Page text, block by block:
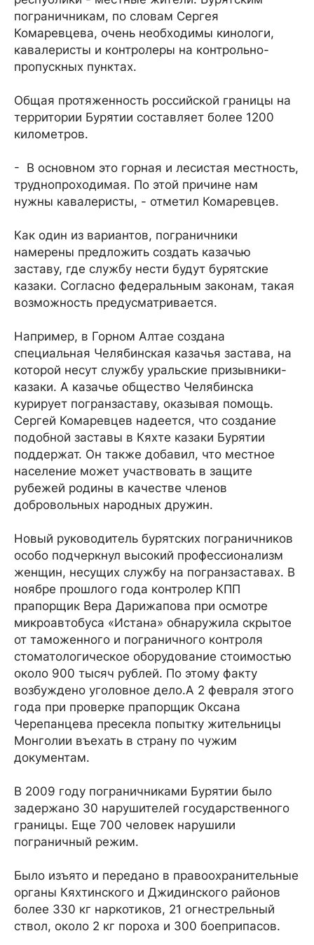
пограничникам, по словам Сергея
Комаревцева, очень необходимы кинологи,
кавалеристы и контролеры на контрольно-
пропускных пунктах.
Общая протяженность российской границы на
территории Бурятии составляет более 1200
километров.
- В основном это горная и лесистая местность,
труднопроходимая. По этой причине нам
нужны кавалеристы, - отметил Комаревцев.
Как один из вариантов, пограничники
намерены предложить создать казачью
заставу, где службу нести будут бурятские
казаки. Согласно федеральным законам, такая
возможность предусматривается.
Например, в Горном Алтае создана
специальная Челябинская казачья застава, на
которой несут службу уральские призывники-
казаки. А казачье общество Челябинска
курирует погранзаставу, оказывая помощь.
Сергей Комаревцев надеется, что создание
подобной заставы в Кяхте казаки Бурятии
поддержат. Он также добавил, что местное
население может участвовать в защите
рубежей родины в качестве членов
добровольных народных дружин.
Новый руководитель бурятских пограничников
особо подчеркнул высокий профессионализм
женщин, несущих службу на погранзаставах. В
ноябре прошлого года контролер КПП
прапорщик Вера Дарижапова при осмотре
микроавтобуса «Истана» обнаружила скрытое
от таможенного и пограничного контроля
стоматологическое оборудование стоимостью
около 900 тысяч рублей. По этому факту
возбуждено уголовное дело.А 2 февраля этого
года при проверке прапорщик Оксана
Черепанцева пресекла попытку жительницы
Монголии въехать в страну по чужим
документам.
В 2009 году пограничниками Бурятии было
задержано 30 нарушителей государственного
границы. Еще 700 человек нарушили
пограничный режим.
Было изъято и передано в правоохранительные
органы Кяхтинского и Джидинского районов
более 330 кг наркотиков, 21 огнестрельный
ствол, около 2 кг пороха и 300 боеприпасов.